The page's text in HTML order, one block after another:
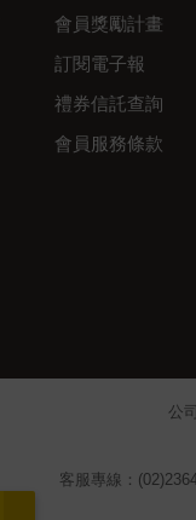
會員獎勵計畫
訂閱電子報
禮券信託查詢
會員服務條款
公
客服專線：